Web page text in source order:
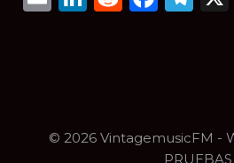
© 2026 VintagemusicFM -
PRUEBAS